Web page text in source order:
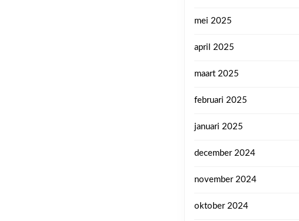
mei 2025
april 2025
maart 2025
februari 2025
januari 2025
december 2024
november 2024
oktober 2024